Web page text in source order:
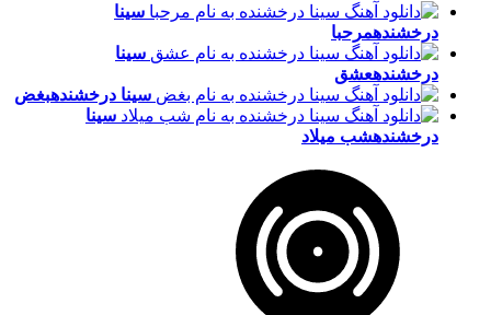
سینا
درخشندهمرحبا
سینا
درخشندهعشق
سینا درخشندهبغض
سینا
درخشندهشب میلاد